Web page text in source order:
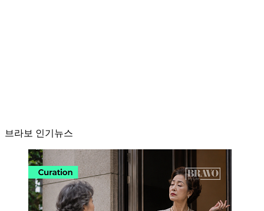
브라보 인기뉴스